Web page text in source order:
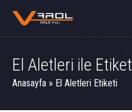
El Aletleri ile
Anasayfa » El Aletleri Etiketi